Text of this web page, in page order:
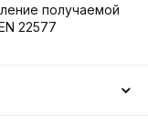
получаемой
22577